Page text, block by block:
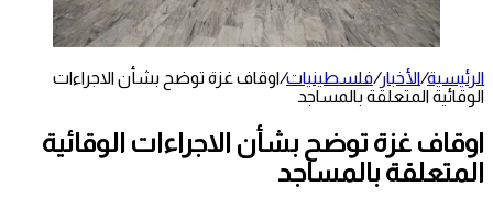
الرئيسية/الأخبار/فلسطينيات/اوقاف غزة توضح بشأن الاجراءات
الوقائية المتعلقة بالمساجد
اوقاف غزة توضح بشأن الاجراءات الوقائية
المتعلقة بالمساجد